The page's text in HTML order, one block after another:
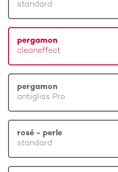
standard
pergamon
cleaneffect
pergamon
antigliss Pro
rosé - perle
standard